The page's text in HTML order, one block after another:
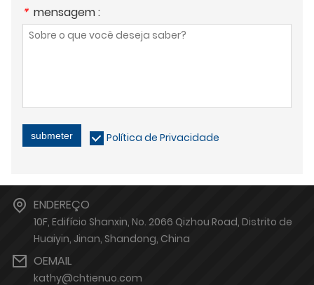
* mensagem :
submeter Política de Privacidade
ENDEREÇO
10F, Edifício Shanxin, No. 2066 Qizhou Road, Distrito de
Huaiyin, Jinan, Shandong, China
OEMAIL
kathy@chtienuo.com